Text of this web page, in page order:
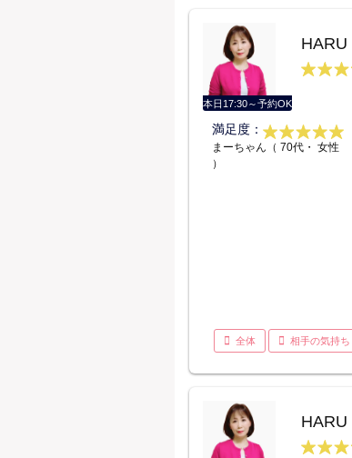
本日17:30～予約OK
HARU
満足度：
まーちゃん（ 70代・ 女性
）
全体 相手の気持ち
HARU